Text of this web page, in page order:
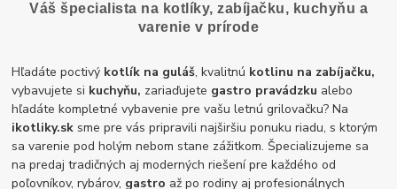
Váš špecialista na kotlíky, zabíjačku, kuchyňu a
varenie v prírode
Hľadáte poctivý kotlík na guláš, kvalitnú kotlinu na zabíjačku,
vybavujete si kuchyňu, zariaďujete gastro pravádzku alebo
hľadáte kompletné vybavenie pre vašu letnú grilovačku? Na
ikotliky.sk sme pre vás pripravili najširšiu ponuku riadu, s ktorým
sa varenie pod holým nebom stane zážitkom. Špecializujeme sa
na predaj tradičných aj moderných riešení pre každého od
poľovníkov, rybárov, gastro až po rodiny aj profesionálnych